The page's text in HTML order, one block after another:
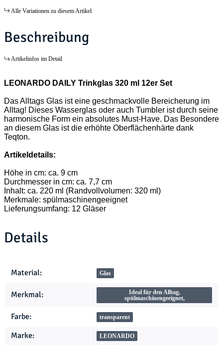
Alle Variationen zu diesem Artikel
Beschreibung
Artikelinfos im Detail
LEONARDO DAILY Trinkglas 320 ml 12er Set
Das Alltags Glas ist eine geschmackvolle Bereicherung im
Alltag! Dieses Wasserglas oder auch Tumbler ist durch seine
harmonische Form ein absolutes Must-Have. Das Besondere
an diesem Glas ist die erhöhte Oberflächenhärte dank
Teqton.
Artikeldetails:
Höhe in cm: ca. 9 cm
Durchmesser in cm: ca. 7,7 cm
Inhalt: ca. 220 ml (Randvollvolumen: 320 ml)
Merkmale: spülmaschinengeeignet
Lieferungsumfang: 12 Gläser
Details
Produkteigenschaft
Wert
Material: Glas
Merkmal:
Ideal für den Alltag,
spülmaschinengeeignet,
Farbe: transparent
Marke: LEONARDO